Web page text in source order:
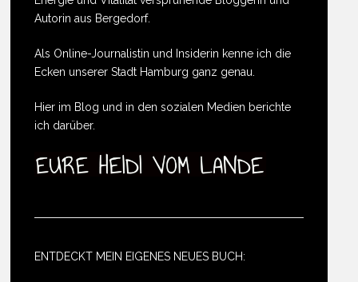
Autorin aus Bergedorf.
Als Online-Journalistin und Insiderin kenne ich die
Ecken unserer Stadt Hamburg ganz genau.
Hier im Blog und in den sozialen Medien berichte
ich darüber.
ENTDECKT MEIN EIGENES NEUES BUCH: